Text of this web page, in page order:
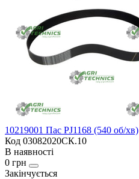
10219001 Пас PJ1168 (540 об/хв)
Код 03082020СК.10
В наявності
0 грн
Закінчується